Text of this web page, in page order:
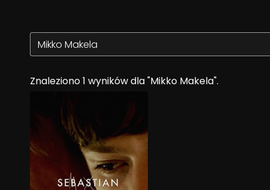
Znaleziono 1 wyników dla "Mikko Makela".